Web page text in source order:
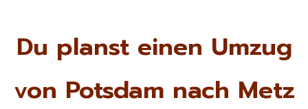
Du planst einen Umzug
von Potsdam nach Metz